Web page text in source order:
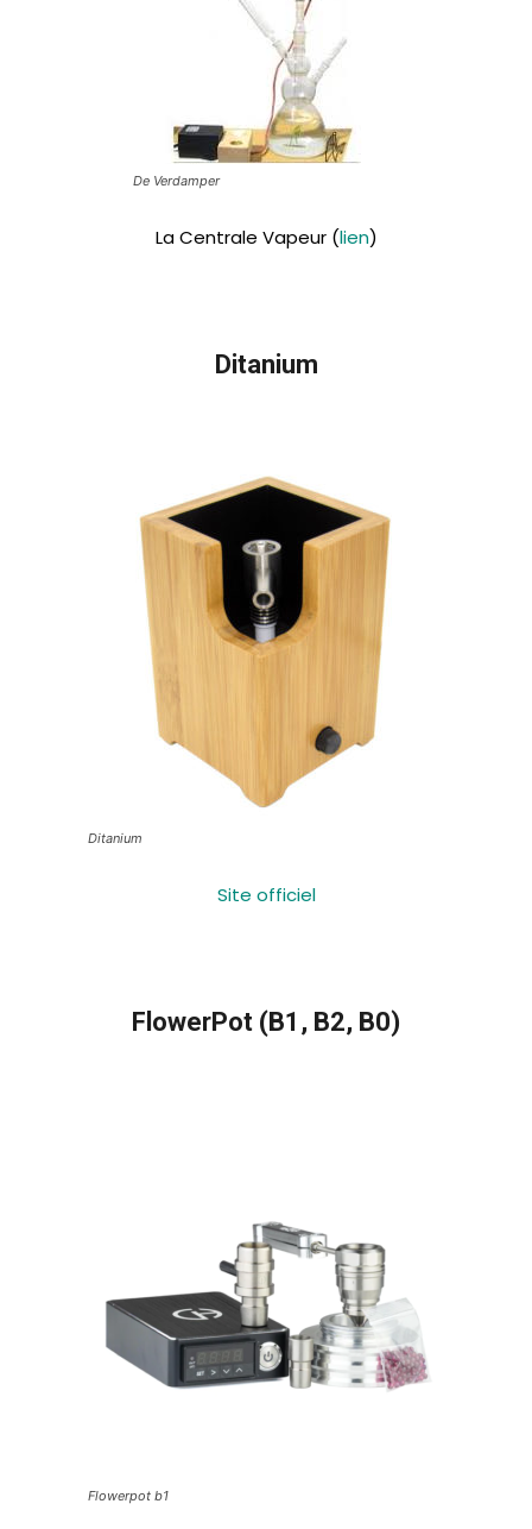
De Verdamper
La Centrale Vapeur (lien)
Ditanium
Ditanium
Site officiel
FlowerPot (B1, B2, B0)
Flowerpot b1